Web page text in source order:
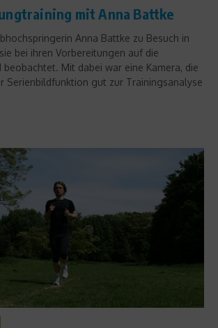
mit Anna Battke
Anna Battke zu Besuch in
bei ihren Vorbereitungen auf die
Mit dabei war eine Kamera, die
Serienbildfunktion gut zur Trainingsanalyse